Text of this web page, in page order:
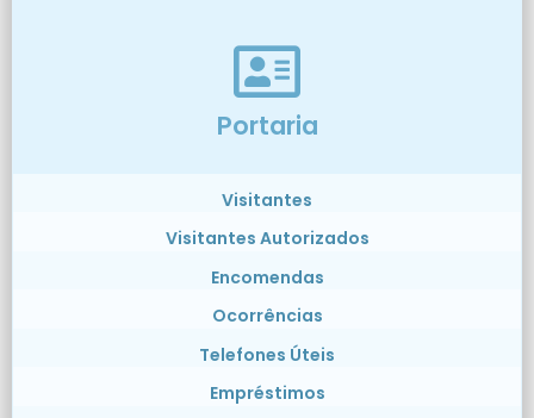
Portaria
Visitantes
Visitantes Autorizados
Encomendas
Ocorrências
Telefones Úteis
Empréstimos